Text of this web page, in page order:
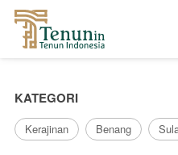
KATEGORI
Kerajinan Benang